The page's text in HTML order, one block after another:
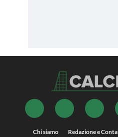
Chi siamo Redazione e